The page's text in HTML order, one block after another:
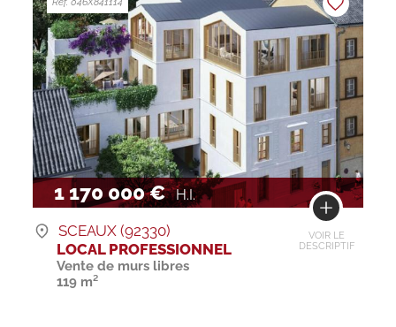
1 170 000 € H.I.
VOIR LE
DESCRIPTIF
SCEAUX (92330)
LOCAL PROFESSIONNEL
Vente de murs libres
119 m²